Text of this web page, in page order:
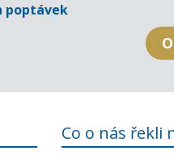
poptávek
Co o nás řekli